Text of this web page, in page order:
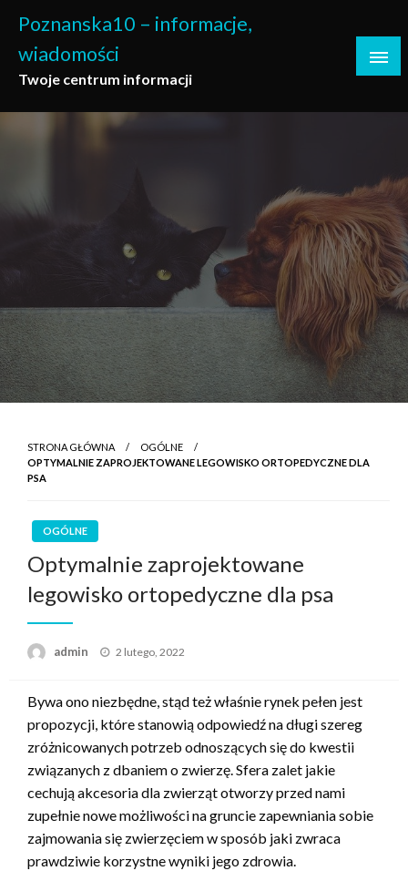
content
Poznanska10 – informacje,
wiadomości
Twoje centrum informacji
STRONA GŁÓWNA
OGÓLNE
OPTYMALNIE ZAPROJEKTOWANE LEGOWISKO ORTOPEDYCZNE DLA
PSA
OGÓLNE
Optymalnie zaprojektowane
legowisko ortopedyczne dla psa
admin
Opublikowane
2 lutego, 2022
Bywa ono niezbędne, stąd też właśnie rynek pełen jest
propozycji, które stanowią odpowiedź na długi szereg
zróżnicowanych potrzeb odnoszących się do kwestii
związanych z dbaniem o zwierzę. Sfera zalet jakie
cechują akcesoria dla zwierząt otworzy przed nami
zupełnie nowe możliwości na gruncie zapewniania sobie
zajmowania się zwierzęciem w sposób jaki zwraca
prawdziwie korzystne wyniki jego zdrowia.